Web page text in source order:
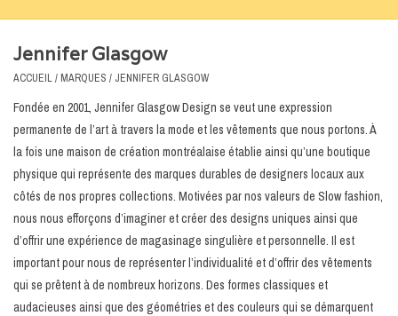
Soldes
Certificats cadeaux
Marques
Jennifer Glasgow
ACCUEIL/ MARQUES / JENNIFER GLASGOW
Fondée en 2001, Jennifer Glasgow Design se veut une expression
permanente de l’art à travers la mode et les vêtements que nous portons. À
la fois une maison de création montréalaise établie ainsi qu’une boutique
physique qui représente des marques durables de designers locaux aux
côtés de nos propres collections. Motivées par nos valeurs de Slow fashion,
nous nous efforçons d’imaginer et créer des designs uniques ainsi que
d’offrir une expérience de magasinage singulière et personnelle. Il est
important pour nous de représenter l’individualité et d’offrir des vêtements
qui se prêtent à de nombreux horizons. Des formes classiques et
audacieuses ainsi que des géométries et des couleurs qui se démarquent